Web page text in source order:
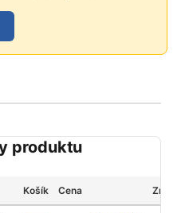
produktu
Košík Cena